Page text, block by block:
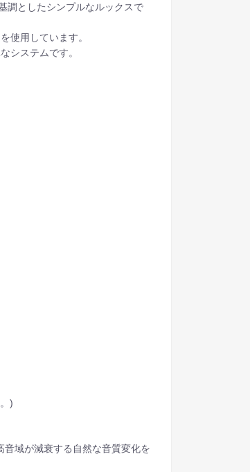
調としたシンプルなルックスで
使用しています。
システムです。
)
域が減衰する自然な音質変化を